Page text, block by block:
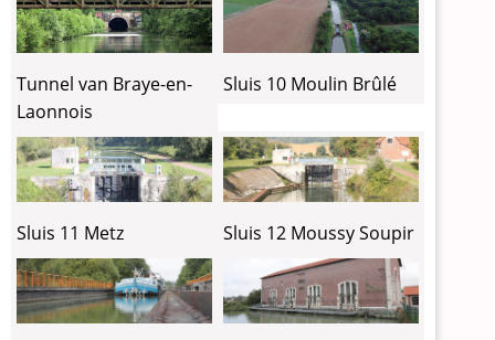
Tunnel van Braye-en-
Laonnois
Sluis 10 Moulin Brûlé
Sluis 11 Metz Sluis 12 Moussy Soupir